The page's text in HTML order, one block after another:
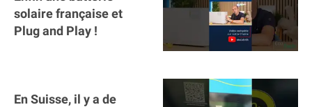
solaire française et
Plug and Play !
En Suisse, il y a de